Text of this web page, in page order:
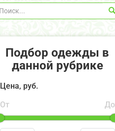
Подбор одежды в
данной рубрике
Цена, руб.
От
До